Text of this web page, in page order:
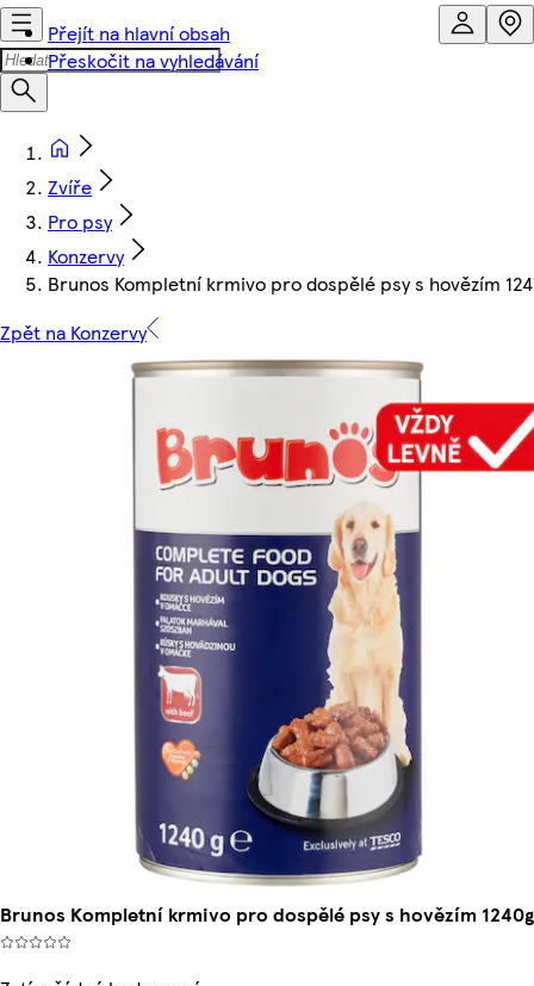
Přejít na hlavní obsah
Přeskočit na vyhledávání
Zvíře
Pro psy
Konzervy
Brunos Kompletní krmivo pro dospělé psy s hovězím
Zpět na Konzervy
Brunos Kompletní krmivo pro dospělé psy s hovězím 1240g